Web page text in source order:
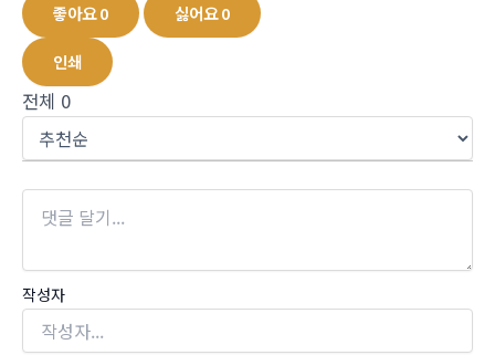
좋아요0 싫어요0
인쇄
전체 0
작성자